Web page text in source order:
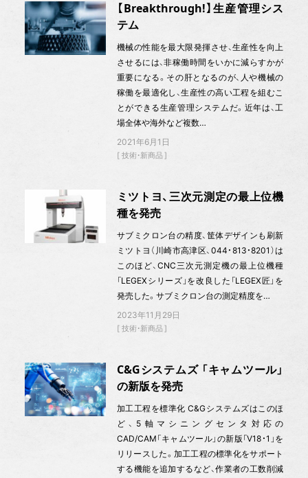
【Breakthrough!】生産管理シス
テム
機械の性能を最大限発揮させ、生産性を向上
させるには、非稼働時間をいかに減らすかが
重要になる。その肝となるのが、人や機械の
稼働を最適化し、生産性の高い工程を組むこ
とができる生産管理システムだ。近年は、工
場全体や海外など複数…
2021年6月1日
技術・新商品
ミツトヨ、三次元測定の最上位機
種を発売
サブミクロン台の精度、筐体デザインも刷新
ミツトヨ（川崎市高津区、044・813・8201）は
このほど、CNC三次元測定機の最上位機種
「LEGEXシリーズ」を改良した「LEGEX匠」を
発売した。サブミクロン台の測定精度を…
2023年11月29日
技術・新商品
C&Gシステムズ 「キャムツール」
の新版を発売
加工工程を標準化 C&Gシステムズはこのほ
ど、5軸マシニングセンタ対応の
CAD/CAM「キャムツール」の新版「V18・1」を
リリースした。加工工程の標準化をサポート
する機能を追加するなど、作業者の工数削減